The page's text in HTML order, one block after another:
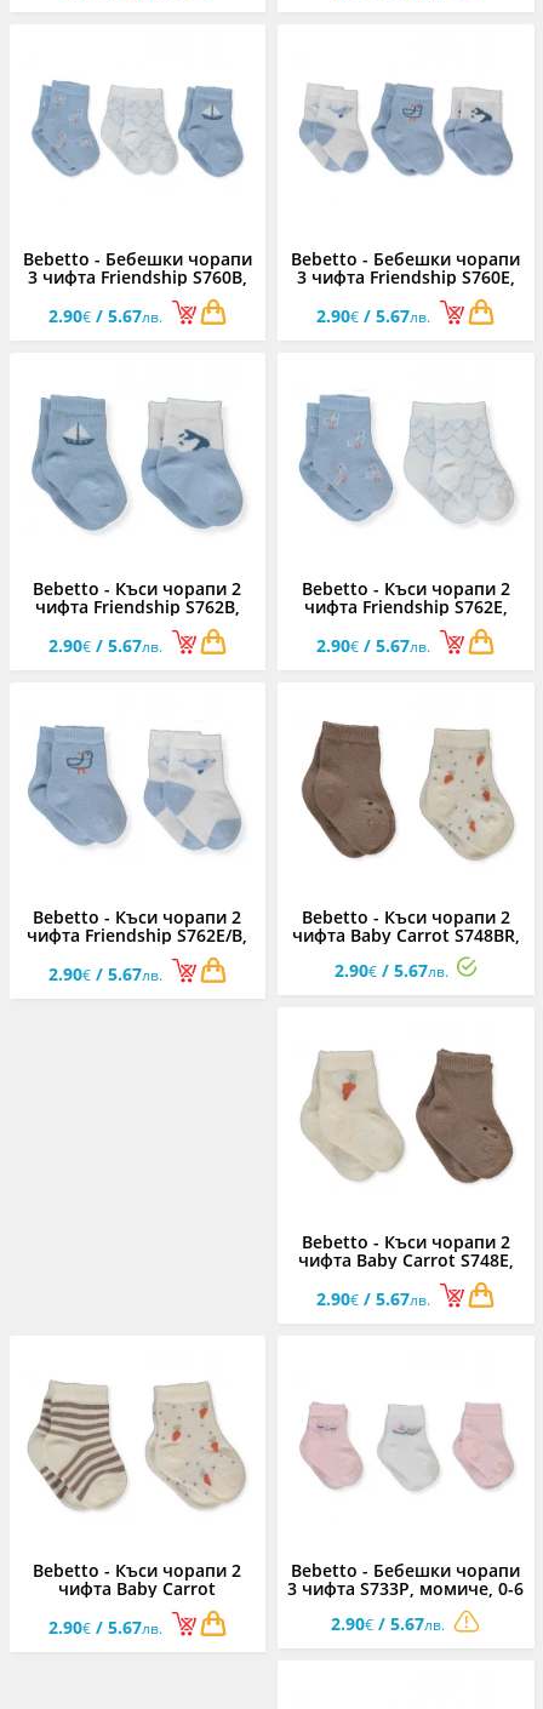
Bebetto - Бебешки чорапи
3 чифта Friendship S760B,
момче, 0-6 м.
2.90€/ 5.67лв.
Bebetto - Бебешки чорапи
3 чифта Friendship S760E,
момче, 0-6 м.
2.90€ / 5.67лв.
Bebetto - Къси чорапи 2
чифта Friendship S762B,
2.90€/ 5.67лв.
Bebetto - Къси чорапи 2
чифта Friendship S762E,
2.90€ / 5.67лв.
Bebetto - Къси чорапи 2
чифта Friendship S762E/B,
2.90€/ 5.67лв.
Bebetto - Къси чорапи 2
чифта Baby Carrot S748BR,
момче, 0-24 м.
2.90€/ 5.67лв.
Bebetto - Къси чорапи 2
чифта Baby Carrot S748E,
момче, 0-24 м.
2.90€ / 5.67лв.
Bebetto - Къси чорапи 2
чифта Baby Carrot
S748E/BR, момче, 0-24 м.
2.90€/ 5.67лв.
Bebetto - Бебешки чорапи
3 чифта S733P, момиче, 0-6
2.90€ / 5.67лв.